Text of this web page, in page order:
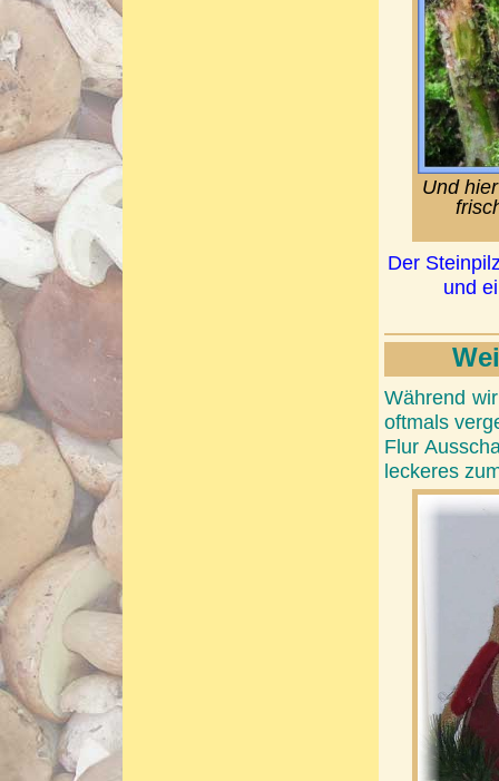
Und
Der
und
Während
oftmals
Flur
leckeres